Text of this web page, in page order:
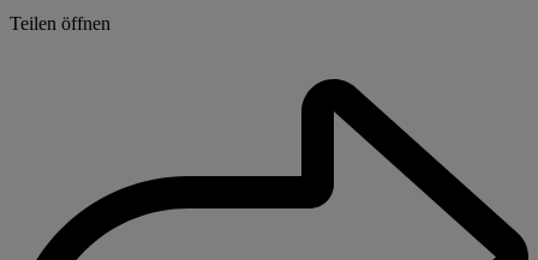
Teilen öffnen